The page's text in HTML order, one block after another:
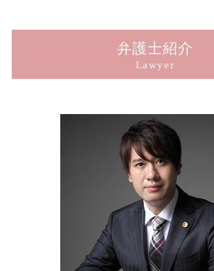
交通事故 後遺障害
交通事故 弁護士 解決 期間
ストーカー被害 弁護士
男女トラブル 別れ
シェアハウス 男女トラブル
ストーカー被害 訴える
犯罪被害給付制度 見直し
犯罪被害給付制度 損害賠償
犯罪被害給付制度 遺族
犯罪被害給付制度 法律
示談交渉 被害者側
損害賠償 請求された
損害賠償 請求 親族
損害賠償 請求 期間
傷害罪 示談 損害賠償
損害賠償 請求されたら
損害賠償 示談 傷害
損害賠償 専決処分 示談
刑事事件 示談 損害賠償
新宿 子供の認知 相談
新宿 交通事故 慰謝料
新宿 子供の認知
新宿 のぞき 被害
新宿 犯罪被害給付制度
新宿 賠償請求
新宿 ストーカー相談
弁護士紹介
Lawyer